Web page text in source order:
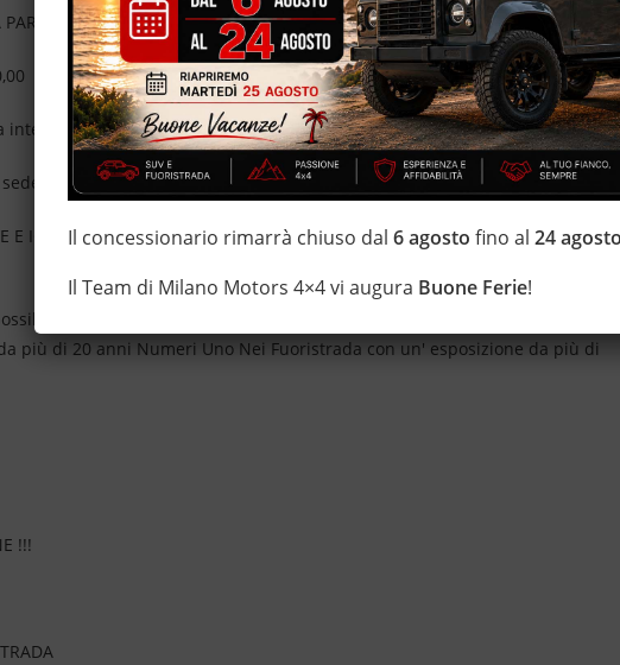
OLTRE AL FINANZIAMENTO *
intendersi passaggio di proprietà e oneri di finanziamento esclusi)*
non esistate a contattarci *
IGIENIZZATE CON TRATTAMENTI DI VAPORE, OZONO E
di estensione della garanzia con i leader del mercato ''Opteven'' e
più di 20 anni Numeri Uno Nei Fuoristrada con un' esposizione da più di
!!!
Il concessionario rimarrà chiuso dal6 agosto fino al24
Il Team di Milano Motors 4×4 vi augura Buone Ferie!